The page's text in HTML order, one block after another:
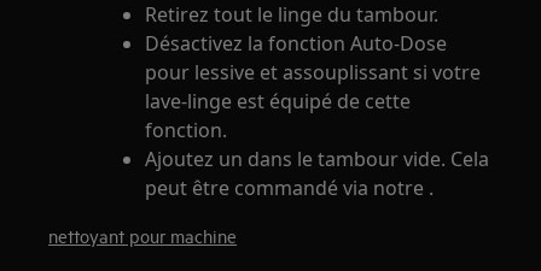
Retirez tout le linge du tambour.
Désactivez la fonction Auto-Dose
pour lessive et assouplissant si votre
lave-linge est équipé de cette
fonction.
Ajoutez un dans le tambour vide. Cela
peut être commandé via notre .
nettoyant pour machine